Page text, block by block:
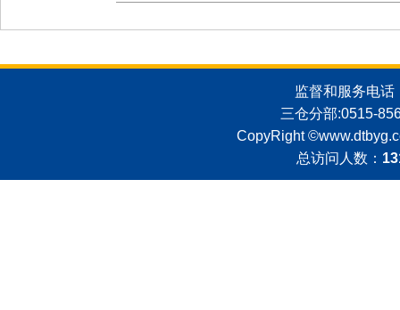
监督和服务电
三仓分部:0515-
CopyRight ©
总访问人数：